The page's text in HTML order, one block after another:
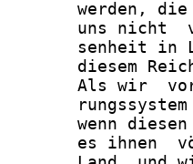
werden,
uns nicht
senheit in
diesem
Als wir
wenn
es ihnen